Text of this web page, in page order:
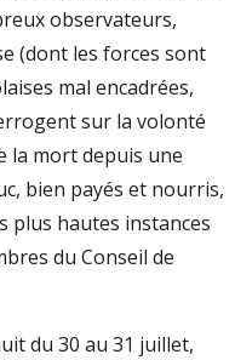
observateurs,
(dont les forces sont
mal encadrées,
sur la volonté
la mort depuis une
bien payés et nourris,
plus hautes instances
du Conseil de
du 30 au 31 juillet,